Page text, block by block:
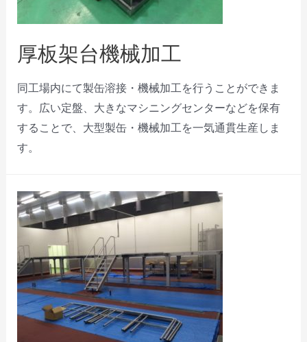
厚板架台機械加工
同工場内にて製缶溶接・機械加工を行うことができま
す。広い定盤、大きなマシニングセンターなどを保有
することで、大型製缶・機械加工を一気通貫生産しま
す。